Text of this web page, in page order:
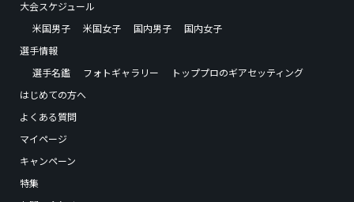
大会スケジュール
米国男子
米国女子 国内男子
国内女子
選手情報
選手名鑑
フォトギャラリー
トッププロのギアセッティング
はじめての方へ
よくある質問
マイページ
キャンペーン
特集